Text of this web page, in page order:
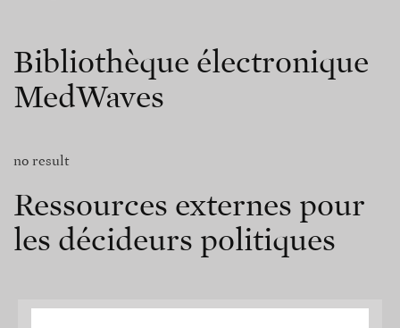
Bibliothèque électronique
MedWaves
no result
Ressources externes pour
les décideurs politiques